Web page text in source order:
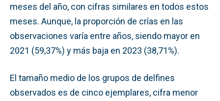
meses del año, con cifras similares en todos estos
meses. Aunque, la proporción de crías en las
observaciones varía entre años, siendo mayor en
2021 (59,37%) y más baja en 2023 (38,71%).
El tamaño medio de los grupos de delfines
observados es de cinco ejemplares, cifra menor